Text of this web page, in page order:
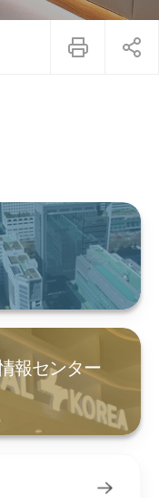
報センター